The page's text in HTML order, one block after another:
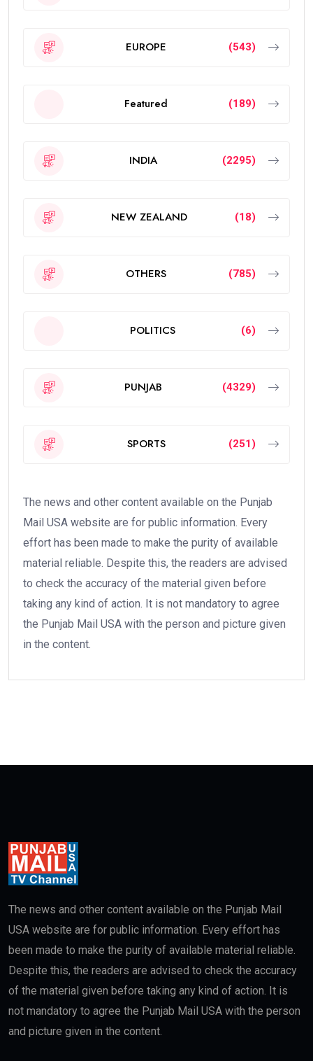
EUROPE (543)
Featured (189)
INDIA (2295)
NEW ZEALAND (18)
OTHERS (785)
POLITICS (6)
PUNJAB (4329)
SPORTS (251)
The news and other content available on the Punjab
Mail USA website are for public information. Every
effort has been made to make the purity of available
material reliable. Despite this, the readers are advised
to check the accuracy of the material given before
taking any kind of action. It is not mandatory to agree
the Punjab Mail USA with the person and picture given
in the content.
The news and other content available on the Punjab Mail
USA website are for public information. Every effort has
been made to make the purity of available material reliable.
Despite this, the readers are advised to check the accuracy
of the material given before taking any kind of action. It is
not mandatory to agree the Punjab Mail USA with the person
and picture given in the content.